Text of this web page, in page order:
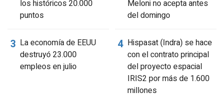
los históricos 20.000
puntos
Meloni no acepta antes
del domingo
La economía de EEUU
destruyó 23.000
empleos en julio
Hispasat (Indra) se hace
con el contrato principal
del proyecto espacial
IRIS2 por más de 1.600
millones